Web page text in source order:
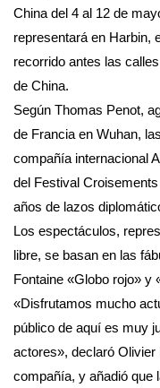
China del 4 al 12 de
representará en Harbin,
recorrido antes las
de China.
Según Thomas Penot,
de Francia en Wuhan,
compañía internacional
del Festival
años de lazos
Los espectáculos,
libre, se basan en las
Fontaine «Globo rojo» y
«Disfrutamos mucho
público de aquí es muy
actores», declaró
compañía, y añadió que